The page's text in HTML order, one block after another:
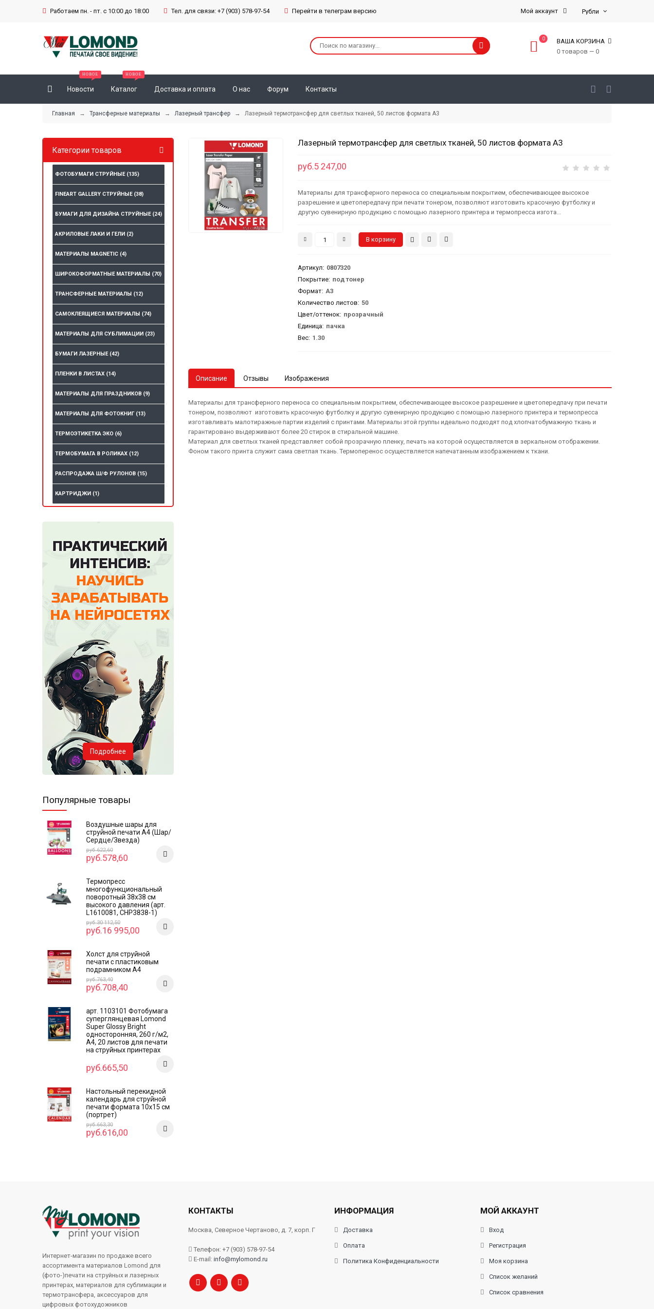
Мой аккаунт
Работаем пн. - пт. с 10:00 до 18:00 Тел. для связи: +7 (903) 578-97-54 Перейти в телеграм версию
0
ВАША КОРЗИНА
0 товаров — 0
Новости Каталог Доставка и оплата О нас Форум Контакты
Главная → Трансферные материалы → Лазерный трансфер → Лазерный термотрансфер для светлых тканей, 50 листов формата А3
Лазерный термотрансфер для светлых тканей, 50 листов формата А3
руб.5 247,00
Материалы для трансферного переноса со специальным покрытием, обеспечивающее высокое
разрешение и цветопередпачу при печати тонером, позволяют изготовить красочную футболку и
другую сувенирную продукцию с помощью лазерного принтера и термопресса изгота...
Артикул: 0807320
Покрытие: под тонер
Формат: А3
Количество листов: 50
Цвет/оттенок: прозрачный
Единица: пачка
Вес: 1.30
Описание Отзывы Изображения
Материалы для трансферного переноса со специальным покрытием, обеспечивающее высокое разрешение и цветопередпачу при печати
тонером, позволяют изготовить красочную футболку и другую сувенирную продукцию с помощью лазерного принтера и термопресса
изготавливать малотиражные партии изделий с принтами. Материалы этой группы идеально подходят под хлопчатобумажную ткань и
гарантировано выдерживают более 20 стирок в стиральной машине.
Материал для светлых тканей представляет собой прозрачную пленку, печать на которой осуществляется в зеркальном отображении.
Фоном такого принта служит сама светлая ткань. Термоперенос осуществляется напечатанным изображением к ткани.
Категории товаров
ФОТОБУМАГИ СТРУЙНЫЕ (135)
FINEART GALLERY СТРУЙНЫЕ (38)
БУМАГИ ДЛЯ ДИЗАЙНА СТРУЙНЫЕ (24)
АКРИЛОВЫЕ ЛАКИ И ГЕЛИ (2)
МАТЕРИАЛЫ MAGNETIC (4)
ШИРОКОФОРМАТНЫЕ МАТЕРИАЛЫ (70)
ТРАНСФЕРНЫЕ МАТЕРИАЛЫ (12)
САМОКЛЕЯЩИЕСЯ МАТЕРИАЛЫ (74)
МАТЕРИАЛЫ ДЛЯ СУБЛИМАЦИИ (23)
БУМАГИ ЛАЗЕРНЫЕ (42)
ПЛЕНКИ В ЛИСТАХ (14)
МАТЕРИАЛЫ ДЛЯ ПРАЗДНИКОВ (9)
МАТЕРИАЛЫ ДЛЯ ФОТОКНИГ (13)
ТЕРМОЭТИКЕТКА ЭКО (6)
ТЕРМОБУМАГА В РОЛИКАХ (12)
РАСПРОДАЖА Ш/Ф РУЛОНОВ (15)
КАРТРИДЖИ (1)
Подробнее
Популярные товары
Воздушные шары для
струйной печати А4 (Шар/
Сердце/Звезда)
руб.622,60
руб.578,60
Термопресс
многофункциональный
поворотный 38х38 см
высокого давления (арт.
L1610081, CHP3838-1)
руб.30 112,50
руб.16 995,00
Холст для струйной
печати с пластиковым
подрамником А4
руб.763,40
руб.708,40
арт. 1103101 Фотобумага
суперглянцевая Lomond
Super Glossy Bright
односторонняя, 260 г/м2,
А4, 20 листов для печати
на струйных принтерах
руб.665,50
Настольный перекидной
календарь для струйной
печати формата 10x15 см
(портрет)
руб.663,30
руб.616,00
Интернет-магазин по продаже всего
ассортимента материалов Lomond для
(фото-)печати на струйных и лазерных
принтерах, материалов для сублимации и
термотрансфера, аксессуаров для
цифровых фотохудожников
КОНТАКТЫ
Москва, Северное Чертаново, д. 7, корп. Г
Телефон: +7 (903) 578-97-54
E-mail: info@mylomond.ru
ИНФОРМАЦИЯ
Доставка
Оплата
Политика Конфиденциальности
МОЙ АККАУНТ
Вход
Регистрация
Моя корзина
Список желаний
Список сравнения